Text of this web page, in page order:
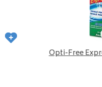
Opti-Free